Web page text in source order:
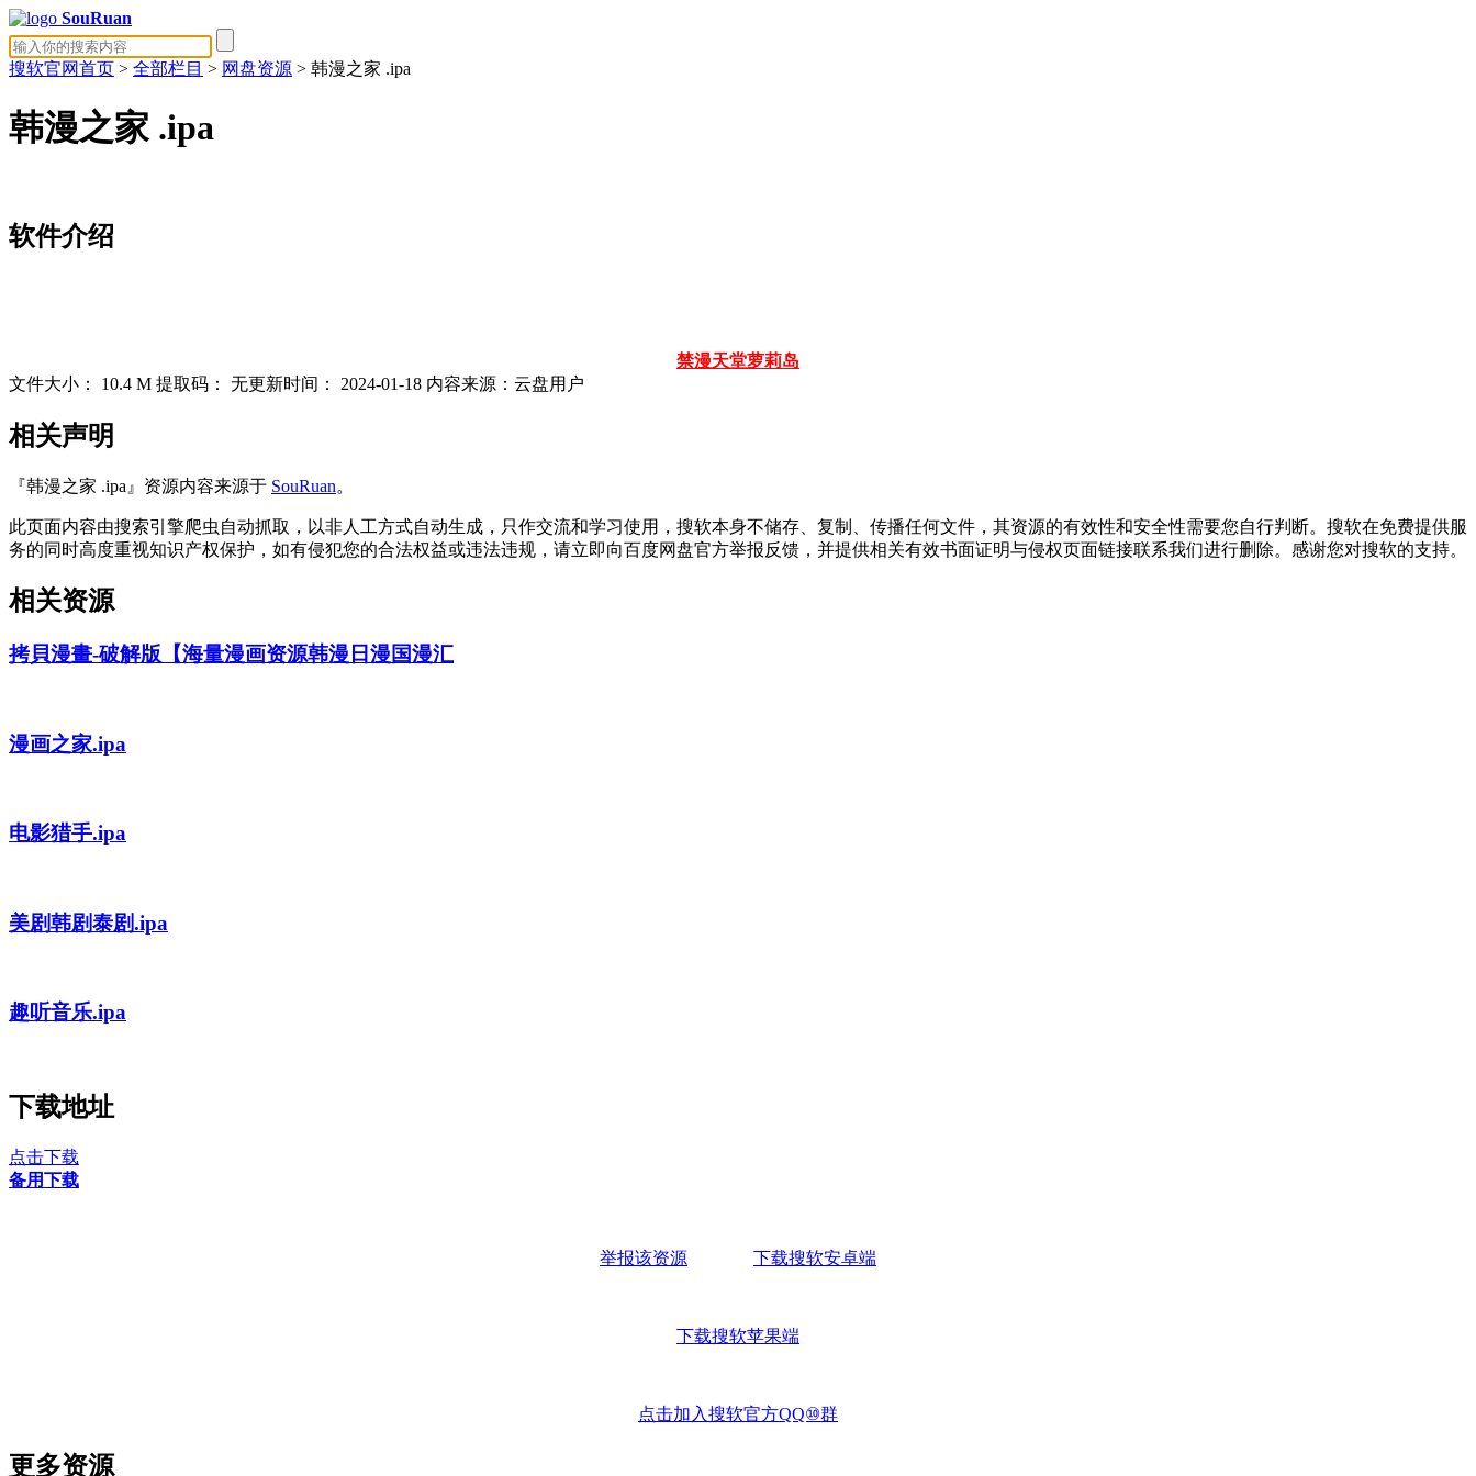
SouRuan
搜软官网首页 > 全部栏目 > 网盘资源 > 韩漫之家 .ipa
韩漫之家 .ipa
软件介绍
禁漫天堂萝莉岛
文件大小：
10.4 M 提取码： 无更新时间： 2024-01-18 内容来源：云盘用户
相关声明
『韩漫之家 .ipa』资源内容来源于 SouRuan。
此页面内容由搜索引擎爬虫自动抓取，以非人工方式自动生成，只作交流和学习使用，搜软本身不储存、复制、传播任何文件，其资源的有效性和安全性需要您自行判断。搜软在免费提供服
务的同时高度重视知识产权保护，如有侵犯您的合法权益或违法违规，请立即向百度网盘官方举报反馈，并提供相关有效书面证明与侵权页面链接联系我们进行删除。感谢您对搜软的支持。
相关资源
拷貝漫畫-破解版【海量漫画资源韩漫日漫国漫汇
漫画之家.ipa
电影猎手.ipa
美剧韩剧泰剧.ipa
趣听音乐.ipa
下载地址
点击下载
备用下载
举报该资源 下载搜软安卓端
下载搜软苹果端
点击加入搜软官方QQ⑩群
更多资源